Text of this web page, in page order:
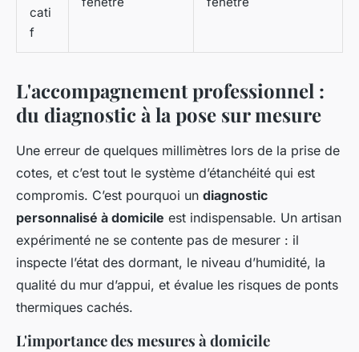
cati
f
L'accompagnement professionnel :
du diagnostic à la pose sur mesure
Une erreur de quelques millimètres lors de la prise de
cotes, et c’est tout le système d’étanchéité qui est
compromis. C’est pourquoi un diagnostic
personnalisé à domicile est indispensable. Un artisan
expérimenté ne se contente pas de mesurer : il
inspecte l’état des dormant, le niveau d’humidité, la
qualité du mur d’appui, et évalue les risques de ponts
thermiques cachés.
L'importance des mesures à domicile